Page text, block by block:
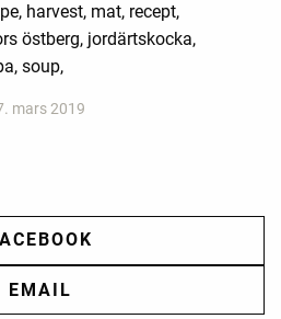
harvest, mat, recept,
östberg, jordärtskocka,
soup,
mars 2019
EMAIL